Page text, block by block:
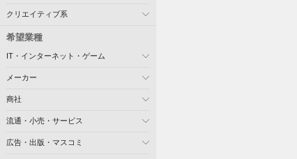
クリエイティブ系
希望業種
IT・インターネット・ゲーム
メーカー
商社
流通・小売・サービス
広告・出版・マスコミ